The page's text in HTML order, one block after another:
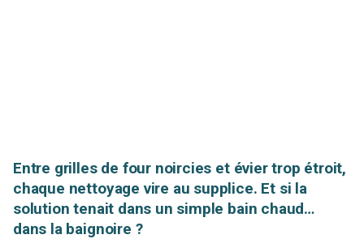
Entre grilles de four noircies et évier trop étroit,
chaque nettoyage vire au supplice. Et si la
solution tenait dans un simple bain chaud…
dans la baignoire ?